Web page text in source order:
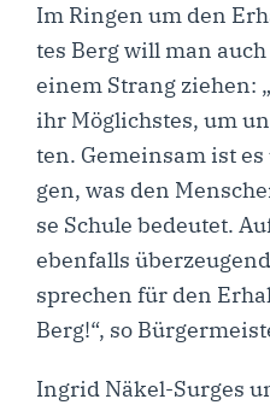
Im Rin­gen um den
tes Berg will man
einem Strang zie­hen:
ihr Mög­lichs­tes, um
ten. Gemein­sam ist
gen, was den
se Schu­le bedeu­tet.
eben­falls
spre­chen für den
Berg!“, so
Ingrid Näkel-Sur­­ges